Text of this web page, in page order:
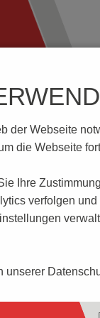
7.0 mm
der Webseite
die Webseite
Ihre
verfolgen
unserer